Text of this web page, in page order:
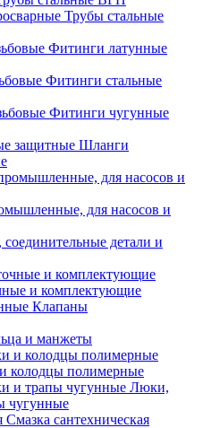
Трубы стальные
Фитинги латунные
Фитинги стальные
Фитинги чугунные
Шланги
для насосов и
детали и
и комплектующие
Клапаны
и манжеты
колодцы полимерные
Люки,
чугунные
Смазка сантехническая